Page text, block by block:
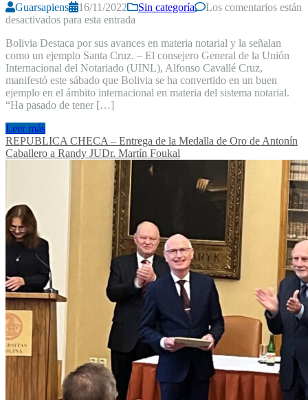
Guarsapiens 16/11/2022 Sin categoría
Los comentarios están
desactivados para esta entrada
Bolivia Destaca por sus avances en materia notarial y la señalan
como un ejemplo Santa Cruz. – El consejero General de la Unión
Internacional del Notariado (UINL), Alfonso Cavallé Cruz,
manifestó este sábado que Bolivia se ha convertido en un buen
ejemplo en el ámbito internacional en materia del sistema notarial.
“Ha pasado de tener […]
Leer más
REPUBLICA CHECA – Entrega de la Medalla de Oro de Antonín
Caballero a Randy JUDr. Martín Foukal